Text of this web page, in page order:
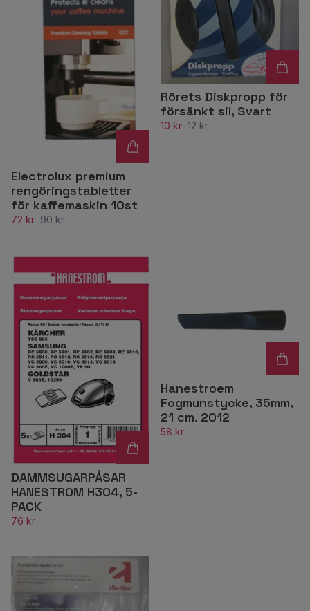
Electrolux premium
rengöringstabletter
för kaffemaskin 10st
72 kr 90 kr
Rörets Diskpropp för
försänkt sil, Svart
10 kr 12 kr
DAMMSUGARPÅSAR
HANESTROM H304, 5-
PACK
76 kr
Hanestroem
Fogmunstycke, 35mm,
21 cm. 2012
58 kr